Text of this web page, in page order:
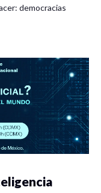
democracias